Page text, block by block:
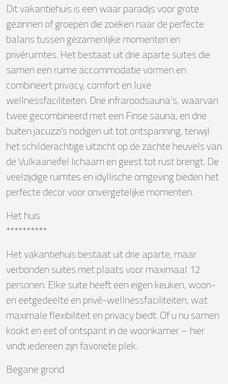
Dit vakantiehuis is een waar paradijs voor grote
gezinnen of groepen die zoeken naar de perfecte
balans tussen gezamenlijke momenten en
privéruimtes. Het bestaat uit drie aparte suites die
samen een ruime accommodatie vormen en
combineert privacy, comfort en luxe
wellnessfaciliteiten. Drie infraroodsauna’s, waarvan
twee gecombineerd met een Finse sauna, en drie
buiten jacuzzi's nodigen uit tot ontspanning, terwijl
het schilderachtige uitzicht op de zachte heuvels van
de Vulkaaneifel lichaam en geest tot rust brengt. De
veelzijdige ruimtes en idyllische omgeving bieden het
perfecte decor voor onvergetelijke momenten.
Het huis
**********
Het vakantiehuis bestaat uit drie aparte, maar
verbonden suites met plaats voor maximaal 12
personen. Elke suite heeft een eigen keuken, woon-
en eetgedeelte en privé-wellnessfaciliteiten, wat
maximale flexibiliteit en privacy biedt. Of u nu samen
kookt en eet of ontspant in de woonkamer – hier
vindt iedereen zijn favoriete plek.
Begane grond